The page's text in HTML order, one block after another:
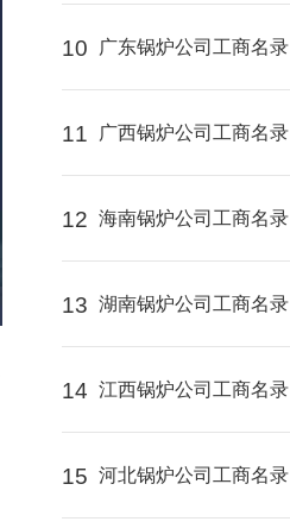
10 广东锅炉公司工商名录
11 广西锅炉公司工商名录
12 海南锅炉公司工商名录
13 湖南锅炉公司工商名录
14 江西锅炉公司工商名录
15 河北锅炉公司工商名录